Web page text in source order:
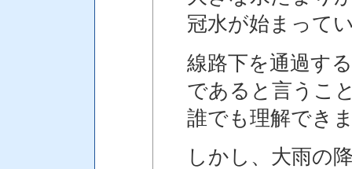
冠水が始まって
線路下を通過す
であると言うこ
誰でも理解でき
しかし、大雨の